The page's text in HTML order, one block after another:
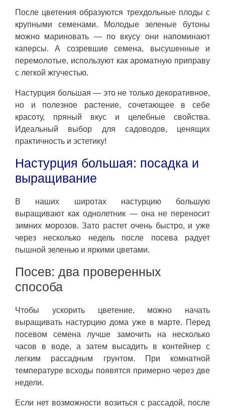
После цветения образуются трехдольные плоды с
крупными семенами. Молодые зеленые бутоны
можно мариновать — по вкусу они напоминают
каперсы. А созревшие семена, высушенные и
перемолотые, используют как ароматную приправу
с легкой жгучестью.
Настурция большая — это не только декоративное,
но и полезное растение, сочетающее в себе
красоту, пряный вкус и целебные свойства.
Идеальный выбор для садоводов, ценящих
практичность и эстетику!
Настурция большая: посадка и
выращивание
В наших широтах настурцию большую
выращивают как однолетник — она не переносит
зимних морозов. Зато растет очень быстро, и уже
через несколько недель после посева радует
пышной зеленью и яркими цветами.
Посев: два проверенных
способа
Чтобы ускорить цветение, можно начать
выращивать настурцию дома уже в марте. Перед
посевом семена лучше замочить на несколько
часов в воде, а затем высадить в контейнер с
легким рассадным грунтом. При комнатной
температуре всходы появятся примерно через две
недели.
Если нет возможности возиться с рассадой, после